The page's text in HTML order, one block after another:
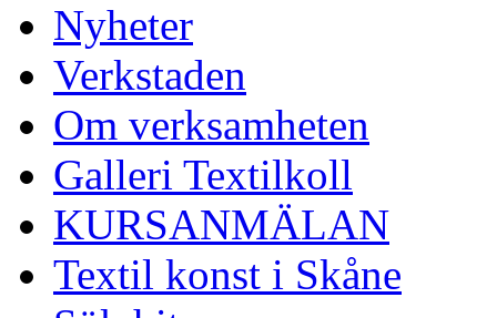
Nyheter
Verkstaden
Om verksamheten
Galleri Textilkoll
KURSANMÄLAN
Textil konst i Skåne